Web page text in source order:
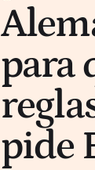
para
pide